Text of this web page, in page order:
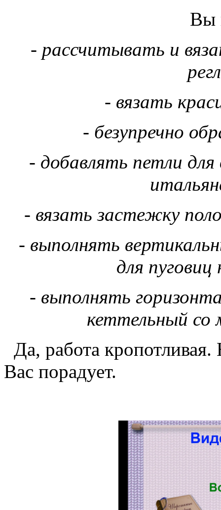
Вы
- рассчитывать и
- вязать
- безупречно
- добавлять петли
- вязать застежку
- выполнять
для пуговиц
- выполнять
кеттельный
Да, работа
Вас порадует.